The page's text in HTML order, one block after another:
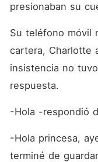
presionaban su
Su teléfono móvil
cartera, Charlotte
insistencia no
respuesta.
-Hola -respondió
-Hola princesa,
terminé de